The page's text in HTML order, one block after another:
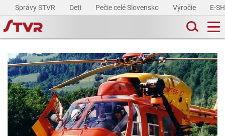
Správy STVR Deti Pečie celé Slovensko Výročie E-